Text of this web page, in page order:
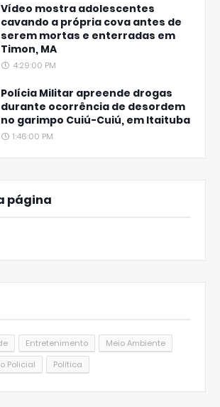
Vídeo mostra adolescentes
cavando a própria cova antes de
serem mortas e enterradas em
Timon, MA
4:29:00 PM
Polícia Militar apreende drogas
durante ocorrência de desordem
no garimpo Cuiú-Cuiú, em Itaituba
1:46:00 PM
página
Entretenimento
Meio Ambiente
Policial Política